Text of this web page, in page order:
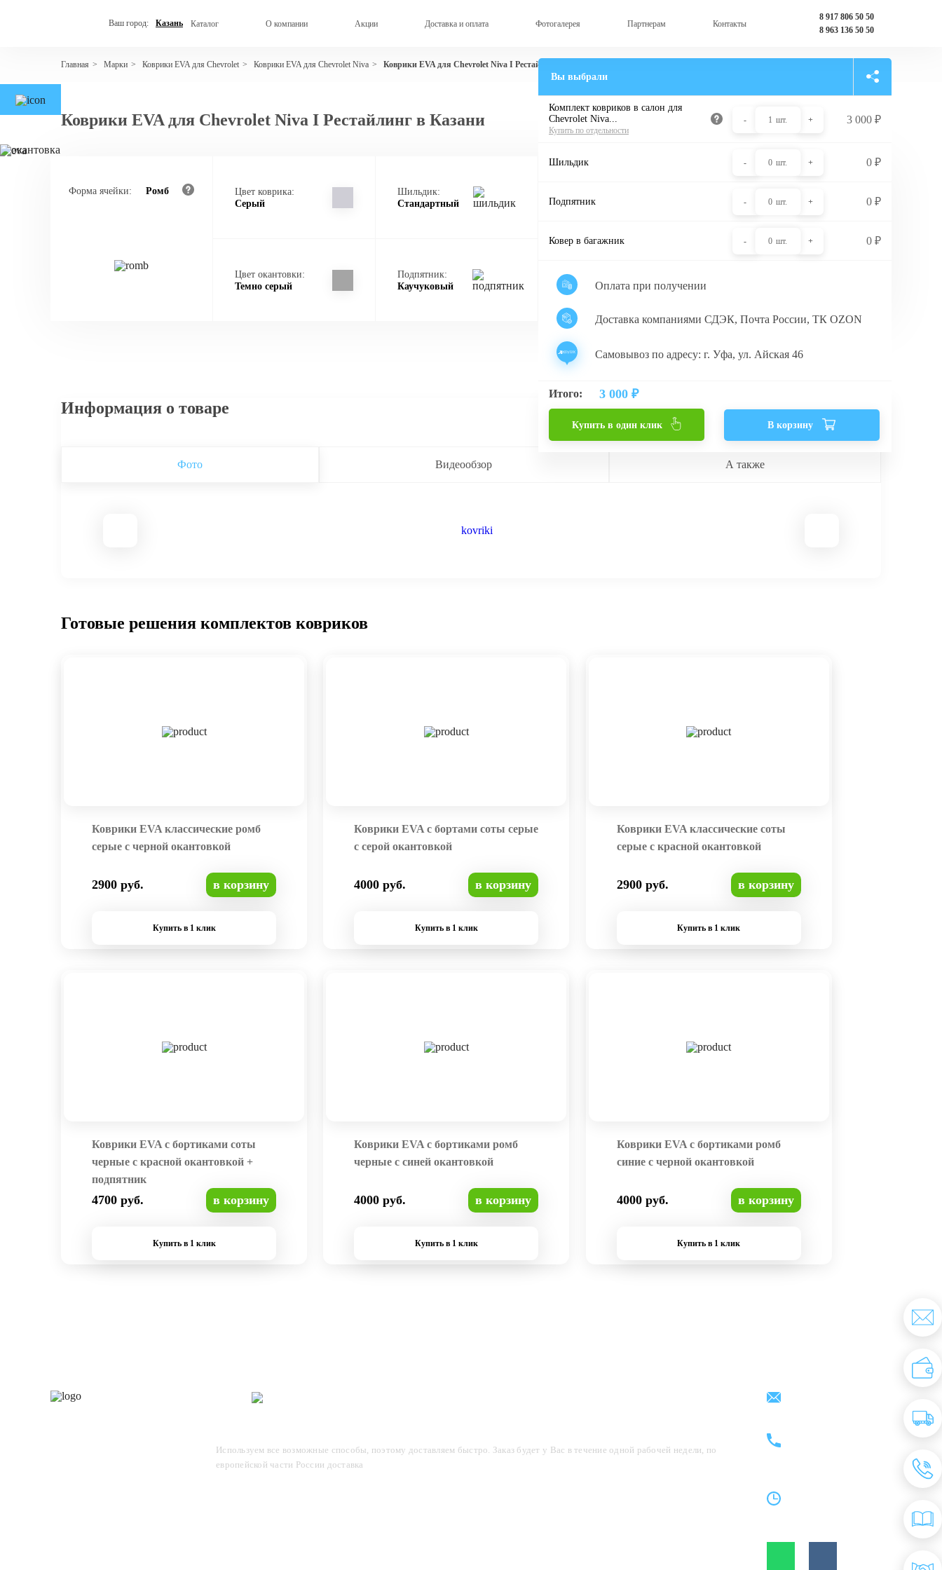
Ваш город: Казань Каталог О компании Акции Доставка и оплата Фотогалерея Партнерам Контакты
8 917 806 50 50
8 963 136 50 50
Главная > Марки > Коврики EVA для Chevrolet > Коврики EVA для Chevrolet Niva > Коврики EVA для Chevrolet Niva I Рестайлинг
Коврики EVA для Chevrolet Niva I Рестайлинг в Казани
Форма ячейки: Ромб
Цвет коврика:
Серый
Шильдик:
Стандартный
Цвет окантовки:
Темно серый
Подпятник:
Каучуковый
Вы выбрали
Комплект ковриков в салон для
Chevrolet Niva...
Купить по отдельности
- 1 шт. + 3 000₽
Шильдик - 0 шт. + 0₽
Подпятник - 0 шт. + 0₽
Ковер в багажник - 0 шт. + 0₽
Оплата при получении
Доставка компаниями СДЭК, Почта России, ТК OZON
Самовывоз по адресу: г. Уфа, ул. Айская 46
Итого: 3 000 ₽
Купить в один клик В корзину
Информация о товаре
Фото Видеообзор А также
Готовые решения комплектов ковриков
Коврики EVA классические ромб
серые с черной окантовкой
2900 руб. в корзину
Купить в 1 клик
Коврики EVA с бортами соты серые
с серой окантовкой
4000 руб. в корзину
Купить в 1 клик
Коврики EVA классические соты
серые с красной окантовкой
2900 руб. в корзину
Купить в 1 клик
Коврики EVA с бортиками соты
черные с красной окантовкой +
подпятник
4700 руб. в корзину
Купить в 1 клик
Коврики EVA с бортиками ромб
черные с синей окантовкой
4000 руб. в корзину
Купить в 1 клик
Коврики EVA с бортиками ромб
синие с черной окантовкой
4000 руб. в корзину
Купить в 1 клик
Используем все возможные способы, поэтому доставляем быстро. Заказ будет у Вас в течение одной рабочей недели, по
европейской части России доставка